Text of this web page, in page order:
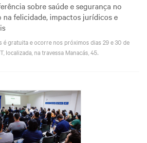
sobre saúde e segurança no
felicidade, impactos jurídicos e
é gratuita e ocorre nos próximos dias 29 e 30 de
localizada, na travessa Manacás, 45.